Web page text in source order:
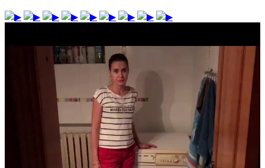
▶ ▶ ▶ ▶ ▶ ▶ ▶ ▶ ▶